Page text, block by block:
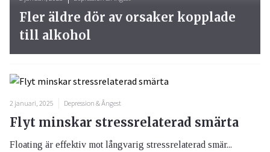
2 januari, 2025 Depression & Ångest
Flyt minskar stressrelaterad smärta
Floating är effektiv mot långvarig stressrelaterad smär...
Fler äldre dör av orsaker kopplade
till alkohol